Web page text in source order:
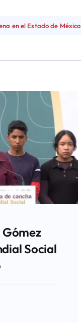
en el Estado de México
Social